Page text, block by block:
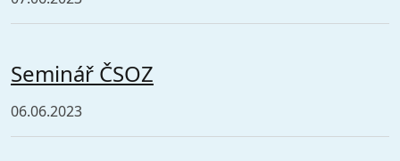
Seminář ČSOZ
06.06.2023